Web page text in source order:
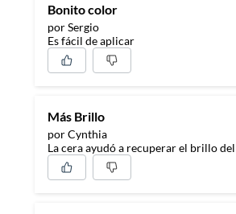
Bonito color
por Sergio
Es fácil de aplicar
Más Brillo
por Cynthia
La cera ayudó a recuperar el brillo